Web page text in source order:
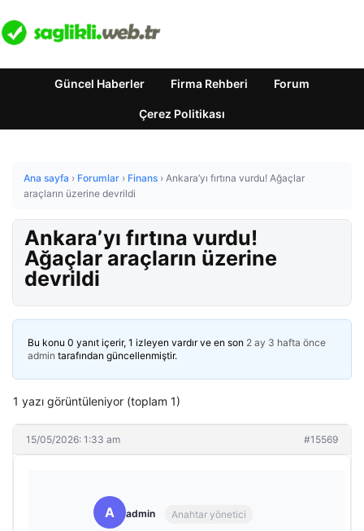
Güncel Haberler Firma Rehberi Forum
Çerez Politikası
Ana sayfa › Forumlar › Finans › Ankara’yı fırtına vurdu! Ağaçlar
araçların üzerine devrildi
Ankara’yı fırtına vurdu!
Ağaçlar araçların üzerine
devrildi
Bu konu 0 yanıt içerir, 1 izleyen vardır ve en son 2 ay 3 hafta önce
admin tarafından güncellenmiştir.
1 yazı görüntüleniyor (toplam 1)
15/05/2026: 1:33 am #15569
A admin Anahtar yönetici